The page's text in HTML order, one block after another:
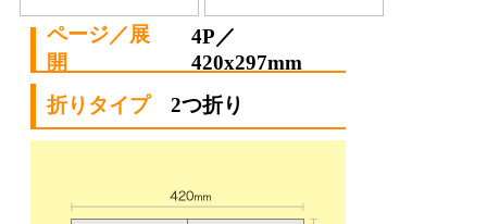
4P／
420x297mm
2つ折り